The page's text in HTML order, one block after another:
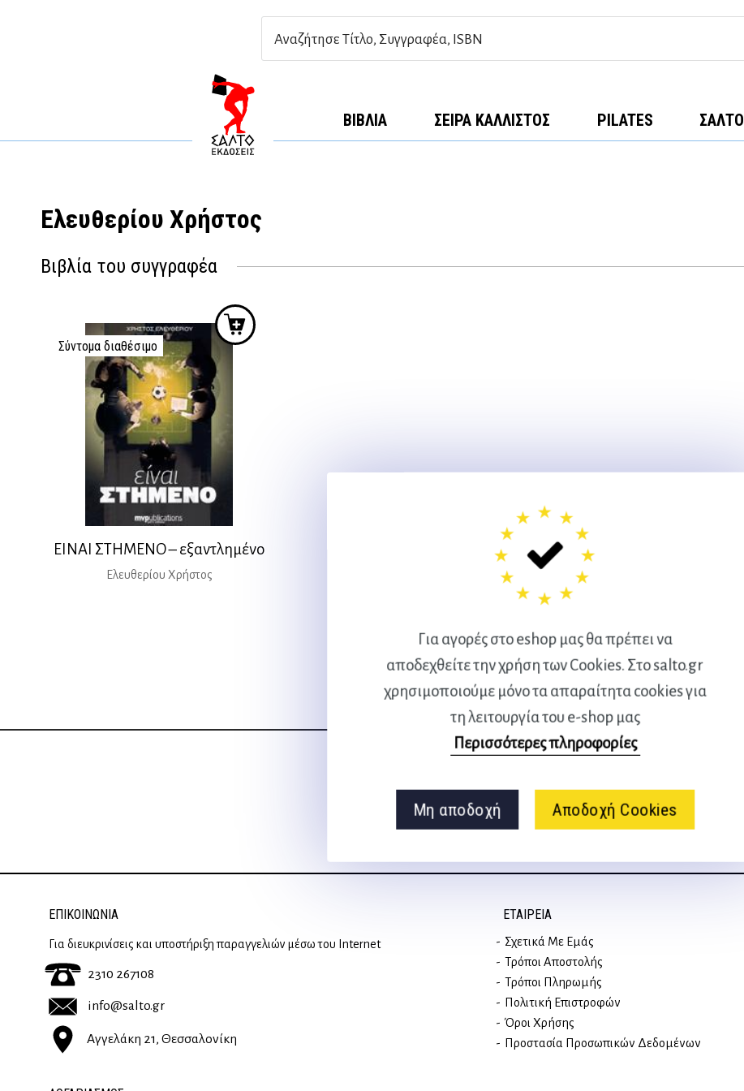
Για αγορές στο eshop μας θα πρέπει να
αποδεχθείτε την χρήση των Cookies. Στο salto.gr
χρησιμοποιούμε μόνο τα απαραίτητα cookies για
τη λειτουργία του e-shop μας
Περισσότερες πληροφορίες
Μη αποδοχή Αποδοχή Cookies
ΒΙΒΛΊΑ ΣΕΙΡΆ ΚΆΛΛΙΣΤΟΣ PILATES ΣΑΛΤΟ
Ελευθερίου Χρήστος
Βιβλία του συγγραφέα
Σύντομα διαθέσιμο
ΕΙΝΑΙ ΣΤΗΜΕΝΟ – εξαντλημένο
Ελευθερίου Χρήστος
Ακολουθήστε μας
στα social media
ΕΠΙΚΟΙΝΩΝΊΑ
Για διευκρινίσεις και υποστήριξη παραγγελιών μέσω του Internet
2310 267108
info@salto.gr
Αγγελάκη 21, Θεσσαλονίκη
ΕΤΑΙΡΕΊΑ
Σχετικά Με Εμάς
Τρόποι Αποστολής
Τρόποι Πληρωμής
Πολιτική Επιστροφών
Όροι Χρήσης
Προστασία Προσωπικών Δεδομένων